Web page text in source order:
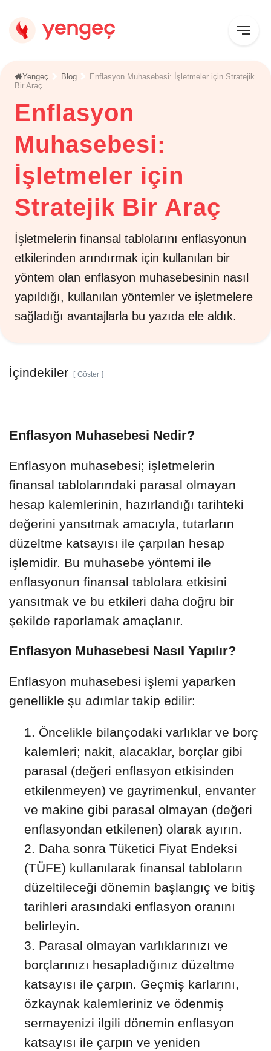
Yengeç Blog
Enflasyon Muhasebesi: İşletmeler için Stratejik
Bir Araç
Enflasyon
Muhasebesi:
İşletmeler için
Stratejik Bir Araç
İşletmelerin finansal tablolarını enflasyonun
etkilerinden arındırmak için kullanılan bir
yöntem olan enflasyon muhasebesinin nasıl
yapıldığı, kullanılan yöntemler ve işletmelere
sağladığı avantajlarla bu yazıda ele aldık.
Enflasyon Muhasebesi Nedir?
Enflasyon muhasebesi; işletmelerin
finansal tablolarındaki parasal olmayan
hesap kalemlerinin, hazırlandığı tarihteki
değerini yansıtmak amacıyla, tutarların
düzeltme katsayısı ile çarpılan hesap
işlemidir. Bu muhasebe yöntemi ile
enflasyonun finansal tablolara etkisini
yansıtmak ve bu etkileri daha doğru bir
şekilde raporlamak amaçlanır.
Enflasyon Muhasebesi Nasıl Yapılır?
Enflasyon muhasebesi işlemi yaparken
genellikle şu adımlar takip edilir:
Öncelikle bilançodaki varlıklar ve borç
kalemleri; nakit, alacaklar, borçlar gibi
parasal (değeri enflasyon etkisinden
etkilenmeyen) ve gayrimenkul, envanter
ve makine gibi parasal olmayan (değeri
enflasyondan etkilenen) olarak ayırın.
Daha sonra Tüketici Fiyat Endeksi
(TÜFE) kullanılarak finansal tabloların
düzeltileceği dönemin başlangıç ve bitiş
tarihleri arasındaki enflasyon oranını
belirleyin.
Parasal olmayan varlıklarınızı ve
borçlarınızı hesapladığınız düzeltme
katsayısı ile çarpın. Geçmiş karlarını,
özkaynak kalemleriniz ve ödenmiş
sermayenizi ilgili dönemin enflasyon
katsayısı ile çarpın ve yeniden
İçindekiler Göster